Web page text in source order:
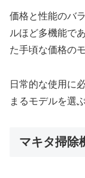
価格と性能のバ
ルほど多機能で
た手頃な価格の
日常的な使用に
まるモデルを選
マキタ掃除